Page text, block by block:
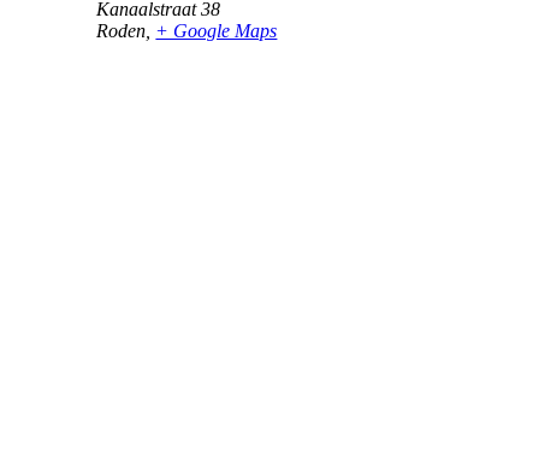
Kanaalstraat 38
Roden + Google Maps